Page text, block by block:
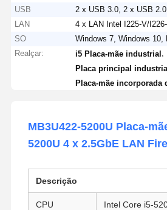
USB
2 x USB 3.0, 2 x USB 2.0
LAN
4 x LAN Intel I225-V/
SO
Windows 7, Windows 10,
Realçar:
i5 Placa-mãe industrial
Placa principal
Placa-mãe incorporada
MB3U422-5200U Placa-
5200U 4 x 2.5GbE LAN
Descrição
CPU
Intel Core i5-